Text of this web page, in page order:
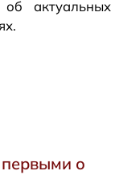
актуальных
о